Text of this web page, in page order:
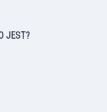
JEST?